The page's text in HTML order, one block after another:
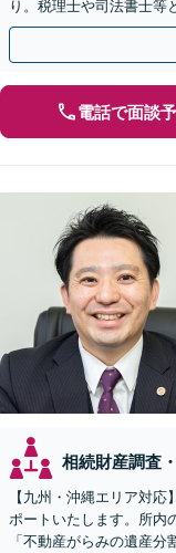
り。税理士や司法書士
不動産会社と連携し無
電話で面談
相続財産調査
【九州・沖縄エリア対
ポートいたします。所内
「不動産がらみの遺産